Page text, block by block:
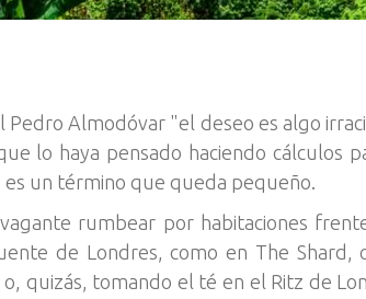
Pedro Almodóvar "el deseo es algo
lo haya pensado haciendo cálculos
es un término que queda pequeño.
rumbear por habitaciones
de Londres, como en The
quizás, tomando el té en el Ritz de